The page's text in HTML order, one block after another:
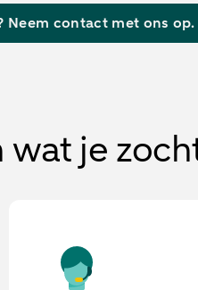
Neem contact met ons op.
je